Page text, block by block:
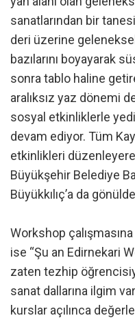
sanatlarından bir
deri üzerine
bazılarını boyayarak
sonra tablo haline
aralıksız yaz dönemi
sosyal etkinliklerle
devam ediyor. Tüm
etkinlikleri
Büyükşehir Belediye
Büyükkılıç’a da
Workshop
ise “Şu an Edirnekari
zaten tezhip
sanat dallarına ilgim
kurslar açılınca